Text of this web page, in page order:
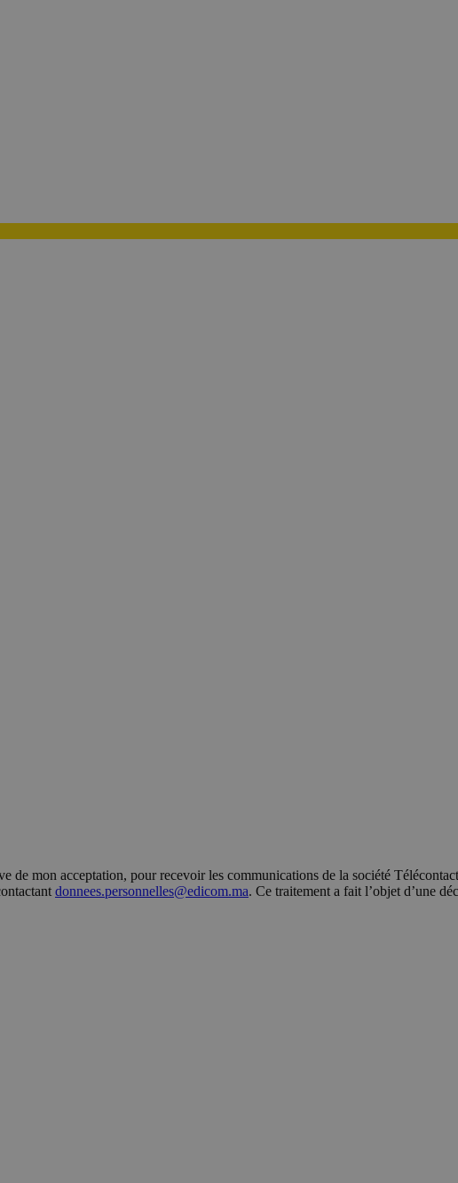
de mon acceptation, pour recevoir les communications de la société
donnees.personnelles@edicom.ma. Ce traitement a fait l’objet d’une